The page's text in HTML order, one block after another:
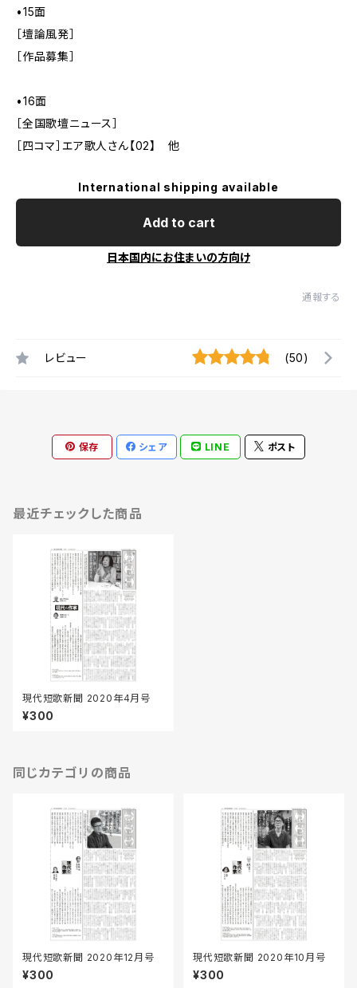
•15面
［壇論風発］
［作品募集］
•16面
［全国歌壇ニュース］
［四コマ］エア歌人さん【02】 他
International shipping available
Add to cart
日本国内にお住まいの方向け
通報する
レビュー (50)
保存 シェア LINE ポスト
最近チェックした商品
現代短歌新聞 2020年4月号
¥300
同じカテゴリの商品
現代短歌新聞 2020年12月号
¥300
現代短歌新聞 2020年10月号
¥300